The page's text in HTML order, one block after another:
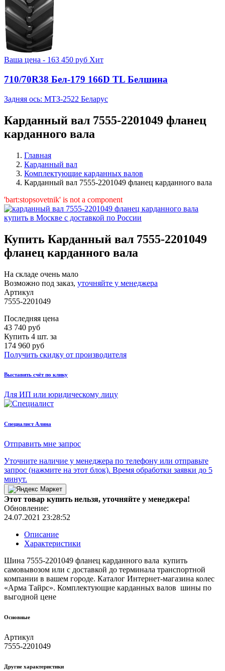
Ваша цена - 163 450 руб Хит
710/70R38 Бел-179 166D TL Белшина
Задняя ось: МТЗ-2522 Беларус
Карданный вал 7555-2201049 фланец
карданного вала
Главная
Карданный вал
Комплектующие карданных валов
Карданный вал 7555-2201049 фланец карданного вала
'bart:stopsovetnik' is not a component
Купить Карданный вал 7555-2201049
фланец карданного вала
На складе очень мало
Возможно под заказ, уточняйте у менеджера
Артикул
7555-2201049
Последняя цена
43 740 руб
Купить 4 шт. за
174 960 руб
Получить скидку от производителя
Выставить счёт по клику
Для ИП или юридическому лицу
Cпециалист Алина
Отправить мне запрос
Уточните наличие у менеджера по телефону или отправьте
запрос (нажмите на этот блок). Время обработки заявки до 5
минут.
Этот товар купить нельзя, уточняйте у менеджера!
Обновление:
24.07.2021 23:28:52
Описание
Характеристики
Шина 7555-2201049 фланец карданного вала купить
самовывозом или с доставкой до терминала транспортной
компании в вашем городе. Каталог Интернет-магазина колес
«Арма Тайрс». Комплектующие карданных валов шины по
выгодной цене
Основные
Артикул
7555-2201049
Другие xарактеристики